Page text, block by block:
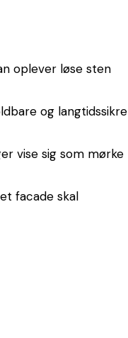
oplever løse sten
og langtidssikre
vise sig som mørke
facade skal